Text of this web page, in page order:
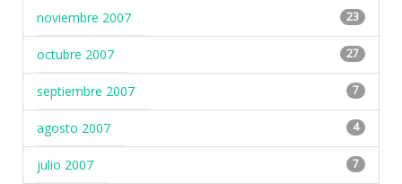
noviembre 2007 23
octubre 2007 27
septiembre 2007 7
agosto 2007 4
julio 2007 7